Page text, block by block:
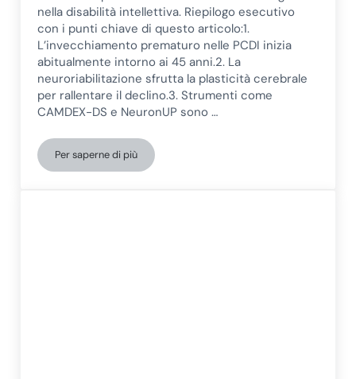
nella disabilità intellettiva. Riepilogo esecutivo
con i punti chiave di questo articolo:1.
L’invecchiamento prematuro nelle PCDI inizia
abitualmente intorno ai 45 anni.2. La
neuroriabilitazione sfrutta la plasticità cerebrale
per rallentare il declino.3. Strumenti come
CAMDEX-DS e NeuronUP sono …
Per saperne di piùRilevazione precoce del deterioramento cognitivo